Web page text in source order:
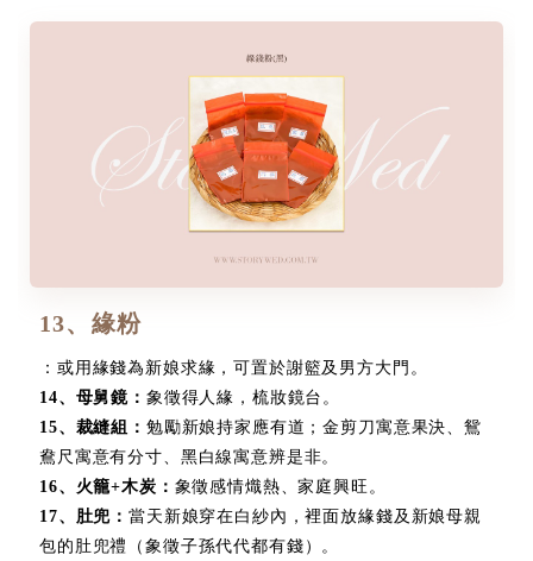
13、緣粉
：或用緣錢為新娘求緣，可置於謝籃及男方大門。
14、 母舅鏡： 象徵得人緣，梳妝鏡台。
15、 裁縫組： 勉勵新娘持家應有道；金剪刀寓意果決、鴛
鴦尺寓意有分寸、黑白線寓意辨是非。
16、 火籠+木炭： 象徵感情熾熱、家庭興旺。
17、 肚兜：當天新娘穿在白紗內，裡面放緣錢及新娘母親
包的肚兜禮（象徵子孫代代都有錢）。